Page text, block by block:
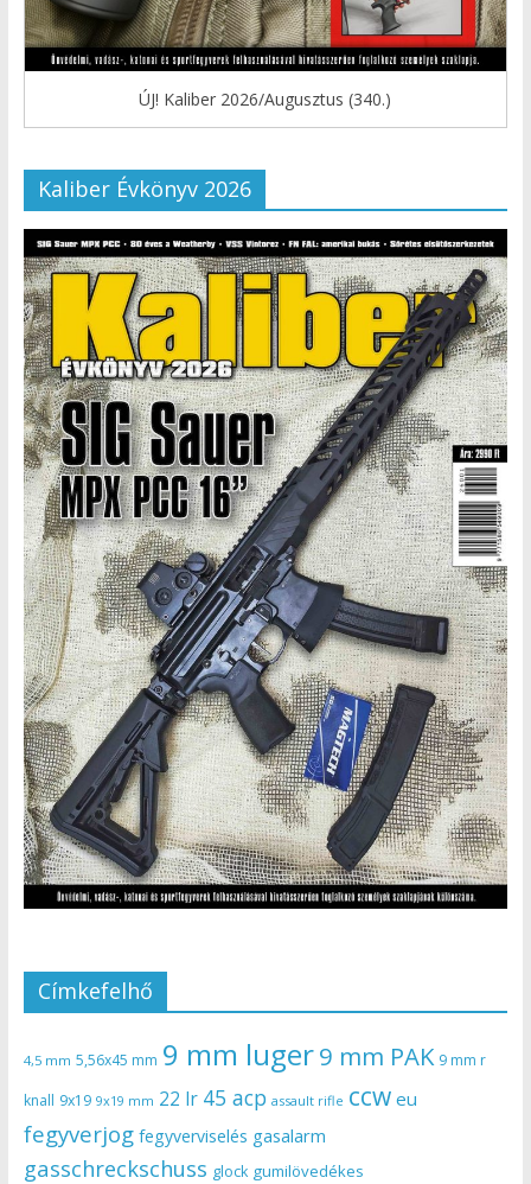
ÚJ! Kaliber 2026/Augusztus (340.)
Kaliber Évkönyv 2026
Címkefelhő
4,5 mm 5,56x45 mm 9 mm luger9 mm PAK 9 mm r
knall 9x19 9x19 mm 22 lr 45 acp assault rifle ccw eu
fegyverjog fegyverviselés gasalarm
gasschreckschuss glock gumilövedékes